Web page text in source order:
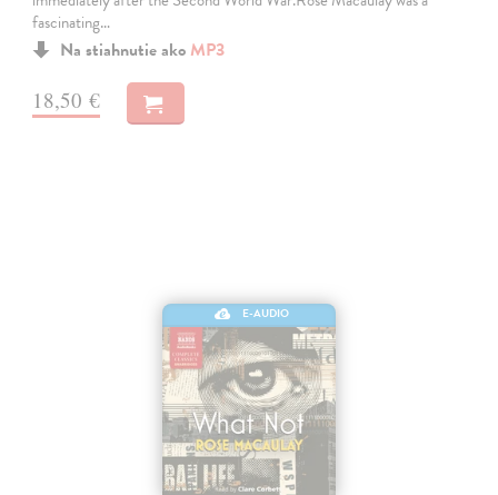
fascinating…
Na stiahnutie ako MP3
18,50 €
E-AUDIO